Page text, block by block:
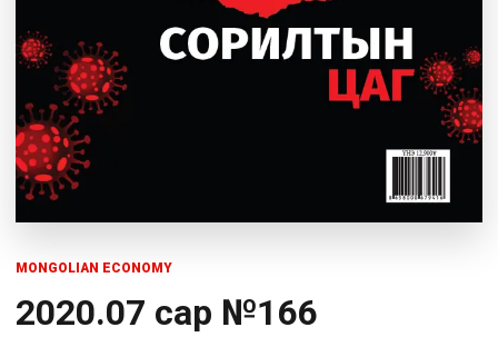
MONGOLIAN ECONOMY
2020.07 сар №166